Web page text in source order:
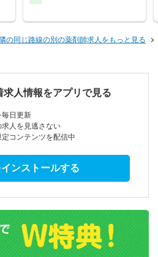
の同じ路線の別の薬剤師求人をもっと見る
求人情報をアプリで見る
毎日更新
人を見逃さない
コンテンツを配信中
ンストールする